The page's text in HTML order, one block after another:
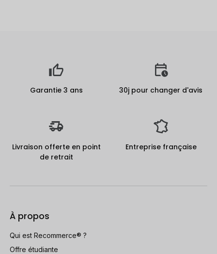
Garantie 3 ans 30j pour changer d'avis
Livraison offerte en point
de retrait
Entreprise française
À propos
Qui est Recommerce® ?
Offre étudiante